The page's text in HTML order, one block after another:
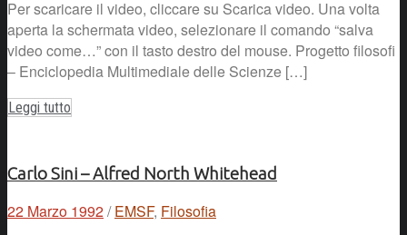
Per scaricare il video, cliccare su Scarica video. Una volta
aperta la schermata video, selezionare il comando “salva
video come…” con il tasto destro del mouse. Progetto filosofi
– Enciclopedia Multimediale delle Scienze […]
Leggi tutto
Carlo Sini – Alfred North Whitehead
22 Marzo 1992/ EMSF, Filosofia